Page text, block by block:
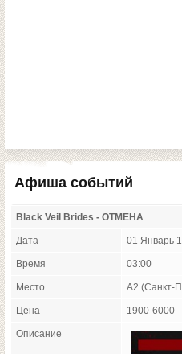
Афиша событий
Black Veil Brides - ОТМЕНА
Дата 01 Январь
Время 03:00
Место A2 (Санкт-
Цена 1900-6000
Описание